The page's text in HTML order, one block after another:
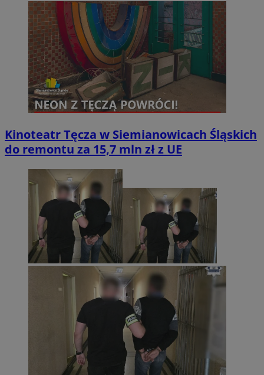
Kinoteatr Tęcza w Siemianowicach Śląskich
do remontu za 15,7 mln zł z UE